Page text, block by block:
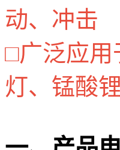
动、冲击
□广泛应用
灯、锰酸